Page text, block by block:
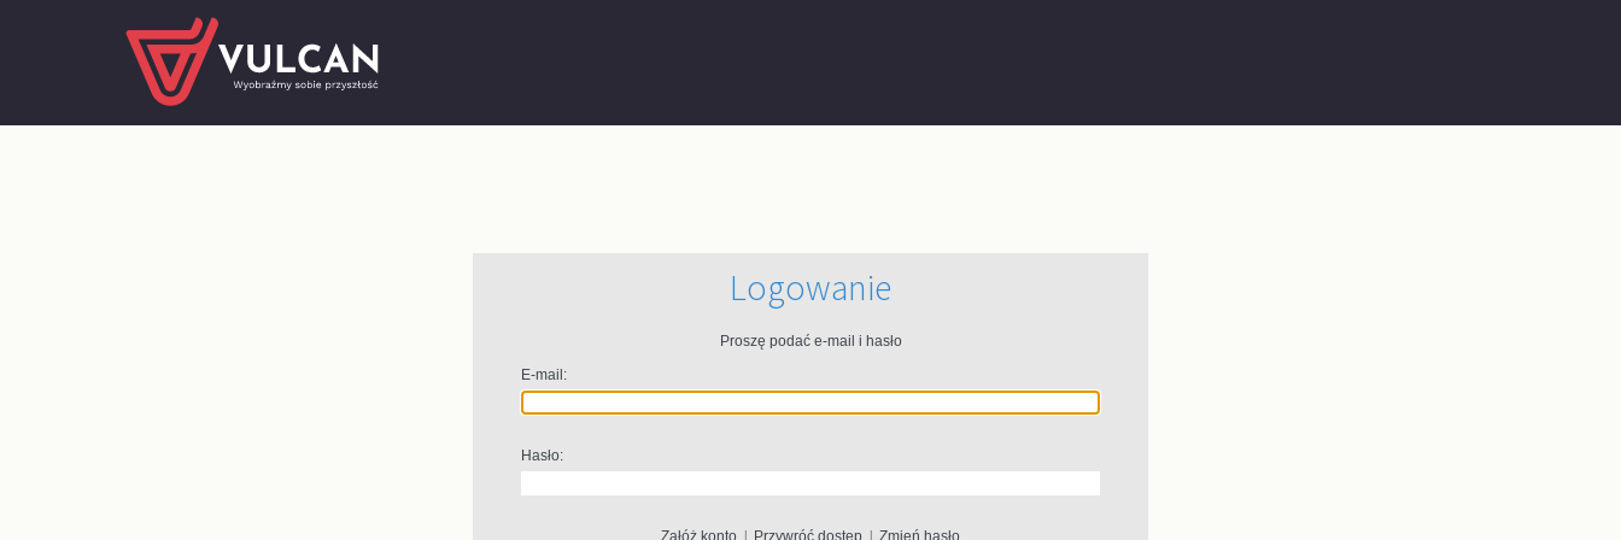
Logowanie
Proszę podać e-mail i hasło
E-mail:
Hasło:
Załóż konto Przywróć dostęp Zmień hasło